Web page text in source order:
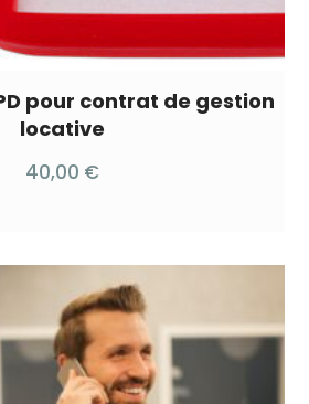
pour contrat de gestion
locative
40,00 €